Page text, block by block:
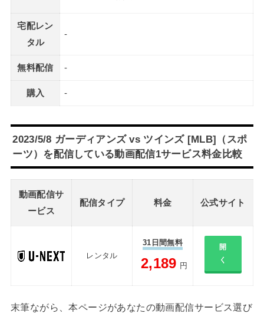
宅配レン
タル
-
無料配信 -
購入 -
2023/5/8 ガーディアンズ vs ツインズ [MLB]（スポ
ーツ）を配信している動画配信1サービス料金比較
動画配信サ
ービス
配信タイプ 料金 公式サイト
レンタル
31日間無料
2,189 円
開
く
末筆ながら、本ページがあなたの動画配信サービス選び